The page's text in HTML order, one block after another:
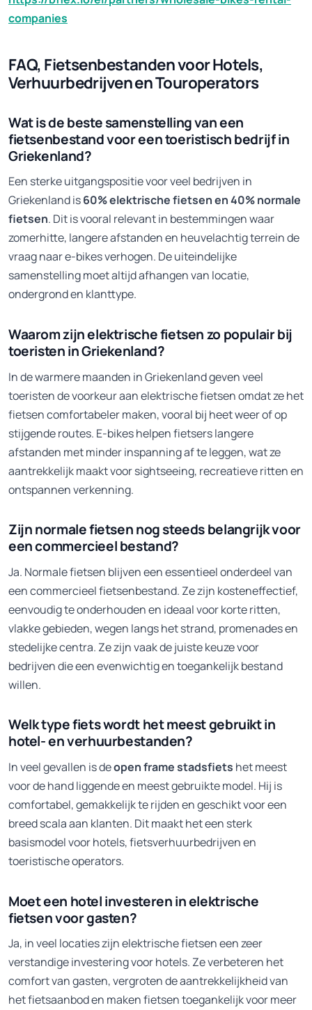
companies
FAQ, Fietsenbestanden voor Hotels,
Verhuurbedrijven en Touroperators
Wat is de beste samenstelling van een
fietsenbestand voor een toeristisch bedrijf in
Griekenland?
Een sterke uitgangspositie voor veel bedrijven in
Griekenland is60% elektrische fietsen en 40% normale
fietsen. Dit is vooral relevant in bestemmingen waar
zomerhitte, langere afstanden en heuvelachtig terrein de
vraag naar e-bikes verhogen. De uiteindelijke
samenstelling moet altijd afhangen van locatie,
ondergrond en klanttype.
Waarom zijn elektrische fietsen zo populair bij
toeristen in Griekenland?
In de warmere maanden in Griekenland geven veel
toeristen de voorkeur aan elektrische fietsen omdat ze het
fietsen comfortabeler maken, vooral bij heet weer of op
stijgende routes. E-bikes helpen fietsers langere
afstanden met minder inspanning af te leggen, wat ze
aantrekkelijk maakt voor sightseeing, recreatieve ritten en
ontspannen verkenning.
Zijn normale fietsen nog steeds belangrijk voor
een commercieel bestand?
Ja. Normale fietsen blijven een essentieel onderdeel van
een commercieel fietsenbestand. Ze zijn kosteneffectief,
eenvoudig te onderhouden en ideaal voor korte ritten,
vlakke gebieden, wegen langs het strand, promenades en
stedelijke centra. Ze zijn vaak de juiste keuze voor
bedrijven die een evenwichtig en toegankelijk bestand
willen.
Welk type fiets wordt het meest gebruikt in
hotel- en verhuurbestanden?
In veel gevallen is deopen frame stadsfiets het meest
voor de hand liggende en meest gebruikte model. Hij is
comfortabel, gemakkelijk te rijden en geschikt voor een
breed scala aan klanten. Dit maakt het een sterk
basismodel voor hotels, fietsverhuurbedrijven en
toeristische operators.
Moet een hotel investeren in elektrische
fietsen voor gasten?
Ja, in veel locaties zijn elektrische fietsen een zeer
verstandige investering voor hotels. Ze verbeteren het
comfort van gasten, vergroten de aantrekkelijkheid van
het fietsaanbod en maken fietsen toegankelijk voor meer